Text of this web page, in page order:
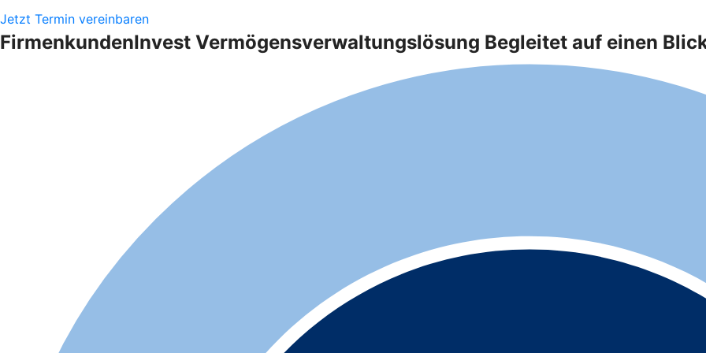
Jetzt Termin vereinbaren
FirmenkundenInvest Vermögensverwaltungslösung Begleitet auf einen